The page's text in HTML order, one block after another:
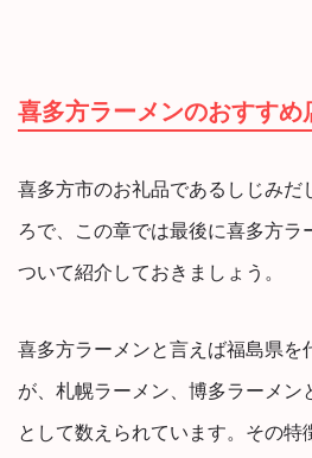
喜多方ラーメンのおすすめ
喜多方市のお礼品であるしじみだ
ろで、この章では最後に喜多方ラ
ついて紹介しておきましょう。
喜多方ラーメンと言えば福島県を
が、札幌ラーメン、博多ラーメン
として数えられています。その特